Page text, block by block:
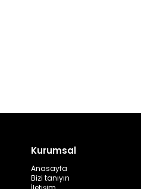
Kurumsal
Anasayfa
Bizi tanıyın